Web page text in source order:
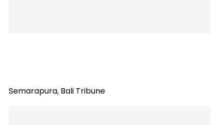
Semarapura, Bali Tribune